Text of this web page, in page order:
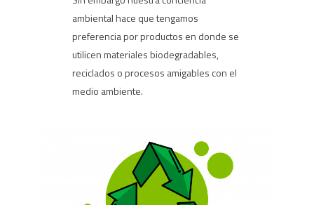
ambiental hace que tengamos
preferencia por productos en donde se
utilicen materiales biodegradables,
reciclados o procesos amigables con el
medio ambiente.